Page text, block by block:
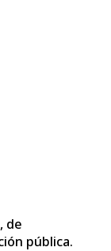
de
pública.